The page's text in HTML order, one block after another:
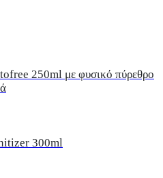
250ml με φυσικό πύρεθρο
300ml